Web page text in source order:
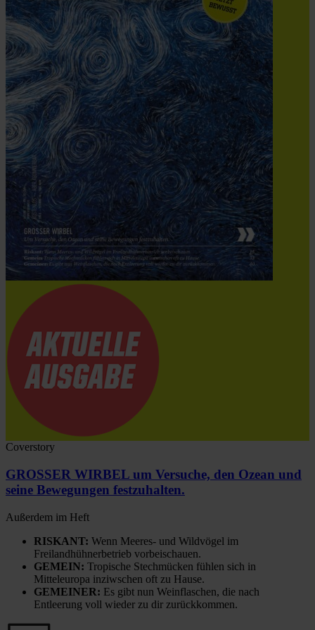
Coverstory
GROSSER WIRBEL um Versuche, den Ozean und
seine Bewegungen festzuhalten.
Außerdem im Heft
RISKANT: Wenn Meeres- und Wildvögel im
Freilandhühnerbetrieb vorbeischauen.
GEMEIN: Tropische Stechmücken fühlen sich in
Mitteleuropa inziwschen oft zu Hause.
GEMEINER: Es gibt nun Weinflaschen, die nach
Entleerung voll wieder zu dir zurückkommen.